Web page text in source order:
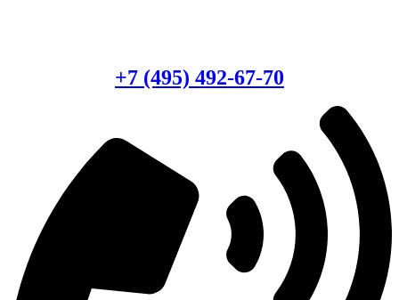
+7 (495) 492-67-70